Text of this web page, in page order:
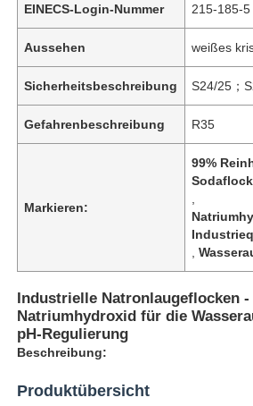
EINECS-Login-Nummer 215-185-5
Aussehen weißes
Sicherheitsbeschreibung S24/25；
Gefahrenbeschreibung R35
Markieren:
99%
,
Industrielle Natronlaugeflocken -
Natriumhydroxid für die
pH-Regulierung
Beschreibung:
Produktübersicht